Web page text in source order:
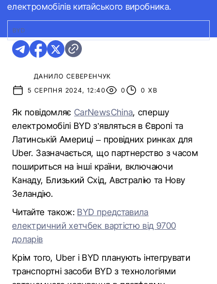
електромобілів китайського виробника.
BYD
ДАНИЛО СЕВЕРЕНЧУК
5 СЕРПНЯ 2024, 12:40
0 0 ХВ
Як повідомляєCarNewsChina, спершу
електромобілі BYD з’являться в Європі та
Латинській Америці – провідних ринках для
Uber. Зазначається, що партнерство з часом
пошириться на інші країни, включаючи
Канаду, Близький Схід, Австралію та Нову
Зеландію.
Читайте також: BYD представила
електричний хетчбек вартістю від 9700
доларів
Крім того, Uber і BYD планують інтегрувати
транспортні засоби BYD з технологіями